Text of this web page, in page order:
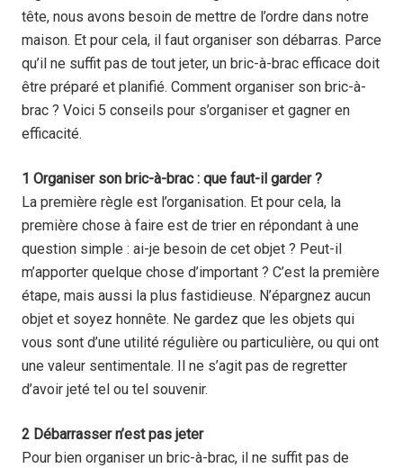
tête, nous avons besoin de mettre de l’ordre dans notre
maison. Et pour cela, il faut organiser son débarras. Parce
qu’il ne suffit pas de tout jeter, un bric-à-brac efficace doit
être préparé et planifié. Comment organiser son bric-à-
brac ? Voici 5 conseils pour s’organiser et gagner en
efficacité.
1 Organiser son bric-à-brac : que faut-il garder ?
La première règle est l’organisation. Et pour cela, la
première chose à faire est de trier en répondant à une
question simple : ai-je besoin de cet objet ? Peut-il
m’apporter quelque chose d’important ? C’est la première
étape, mais aussi la plus fastidieuse. N’épargnez aucun
objet et soyez honnête. Ne gardez que les objets qui
vous sont d’une utilité régulière ou particulière, ou qui ont
une valeur sentimentale. Il ne s’agit pas de regretter
d’avoir jeté tel ou tel souvenir.
2 Débarrasser n’est pas jeter
Pour bien organiser un bric-à-brac, il ne suffit pas de